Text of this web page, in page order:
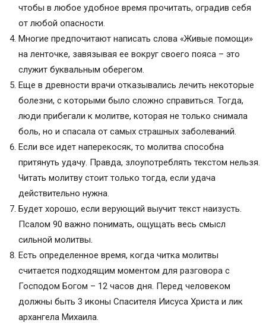
чтобы в любое удобное время прочитать, оградив себя
от любой опасности.
Многие предпочитают написать слова «Живые помощи»
на ленточке, завязывая ее вокруг своего пояса – это
служит буквальным оберегом.
Еще в древности врачи отказывались лечить некоторые
болезни, с которыми было сложно справиться. Тогда,
люди прибегали к молитве, которая не только снимала
боль, но и спасала от самых страшных заболеваний.
Если все идет наперекосяк, то молитва способна
притянуть удачу. Правда, злоупотреблять текстом нельзя.
Читать молитву стоит только тогда, если удача
действительно нужна.
Будет хорошо, если верующий выучит текст наизусть.
Псалом 90 важно понимать, ощущать весь смысл
сильной молитвы.
Есть определенное время, когда читка молитвы
считается подходящим моментом для разговора с
Господом Богом – 12 часов дня. Перед человеком
должны быть 3 иконы Спасителя Иисуса Христа и лик
архангела Михаила.